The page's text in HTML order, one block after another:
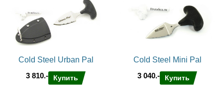
Cold Steel Urban Pal
3 810.-
Купить
Cold Steel Mini Pal
3 040.-
Купить